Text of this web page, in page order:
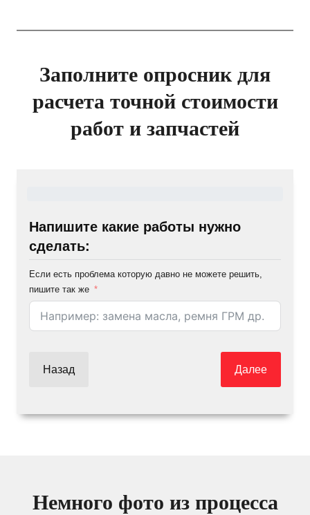
Заполните опросник для
расчета точной стоимости
работ и запчастей
Напишите какие работы нужно
сделать:
Если есть проблема которую давно не можете решить,
пишите так же
Назад Далее
Немного фото из процесса